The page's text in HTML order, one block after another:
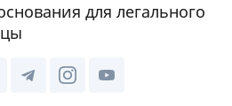
для легального